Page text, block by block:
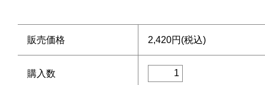
販売価格 2,420円(税込)
購入数